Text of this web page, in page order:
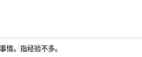
情。指经验不多。